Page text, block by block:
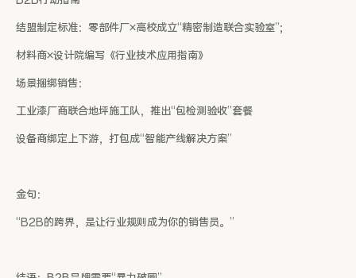
结盟制定标准：零部件厂×高校成立“精密制造联合实验室”;
材料商×设计院编写《行业技术应用指南》
场景捆绑销售：
工业漆厂商联合地坪施工队，推出“包检测验收”套餐
设备商绑定上下游，打包成“智能产线解决方案”
金句：
“B2B的跨界，是让行业规则成为你的销售员。”